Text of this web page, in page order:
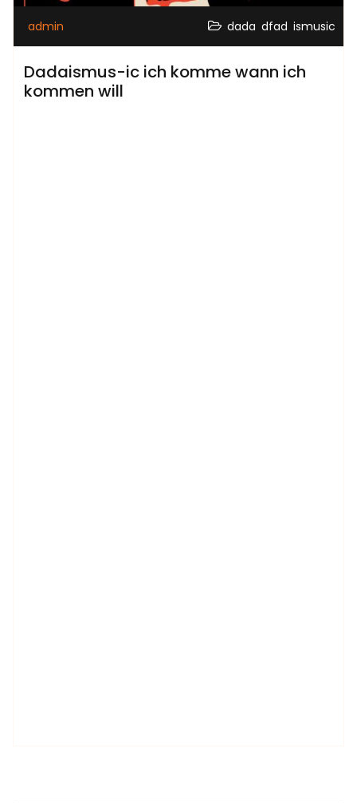
admin dada dfad ismusic
Dadaismus-ic ich komme wann ich
kommen will